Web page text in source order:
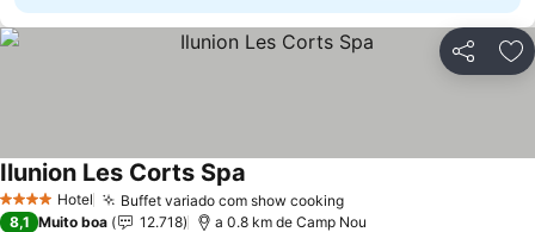
Partilhar
4 EstrelasHotel Buffet variado com show cooking
Ilunion Les Corts Spa
8,1 Muito boa 12.718 a 0.8 km de Camp Nou